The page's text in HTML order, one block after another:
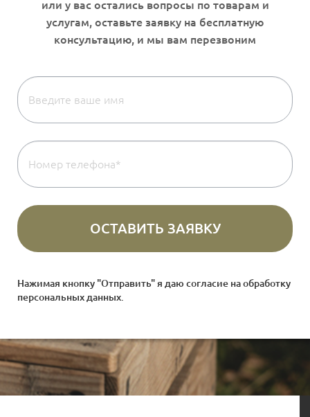
Нажимая кнопку "Отправить" я даю согласие наобработку
персональных данных